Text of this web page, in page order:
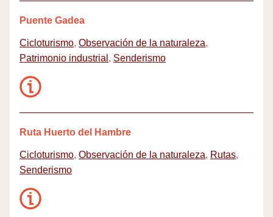
Puente Gadea
Cicloturismo, Observación de la naturaleza,
Patrimonio industrial , Senderismo
Ruta Huerto del Hambre
Cicloturismo, Observación de la naturaleza, Rutas,
Senderismo